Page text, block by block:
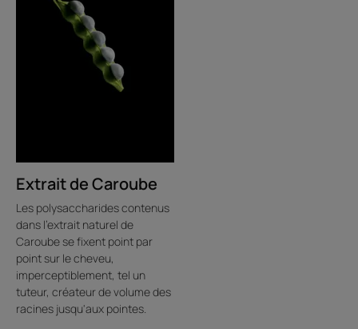
Extrait de Caroube
Les polysaccharides contenus
dans l'extrait naturel de
Caroube se fixent point par
point sur le cheveu,
imperceptiblement, tel un
tuteur, créateur de volume des
racines jusqu'aux pointes.